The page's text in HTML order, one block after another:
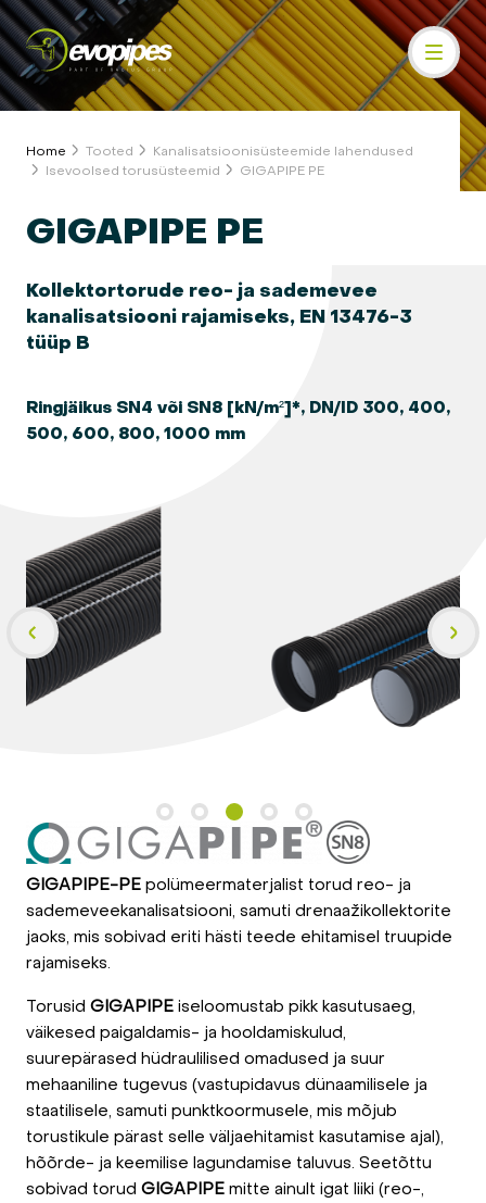
Home Tooted
Kanalisatsioonisüsteemide lahendused
Isevoolsed torusüsteemid
GIGAPIPE PE
GIGAPIPE PE
Kollektortorude reo- ja sademevee
kanalisatsiooni rajamiseks, EN 13476-3
tüüp B
Ringjäikus SN4 või SN8 [kN/m²]*, DN/ID 300, 400,
500, 600, 800, 1000 mm
GIGAPIPE-PE polümeermaterjalist torud reo- ja
sademeveekanalisatsiooni, samuti drenaažikollektorite
jaoks, mis sobivad eriti hästi teede ehitamisel truupide
rajamiseks.
Torusid GIGAPIPE iseloomustab pikk kasutusaeg,
väikesed paigaldamis- ja hooldamiskulud,
suurepärased hüdraulilised omadused ja suur
mehaaniline tugevus (vastupidavus dünaamilisele ja
staatilisele, samuti punktkoormusele, mis mõjub
torustikule pärast selle väljaehitamist kasutamise ajal),
hõõrde- ja keemilise lagundamise taluvus. Seetõttu
sobivad torud GIGAPIPE mitte ainult igat liiki (reo-,